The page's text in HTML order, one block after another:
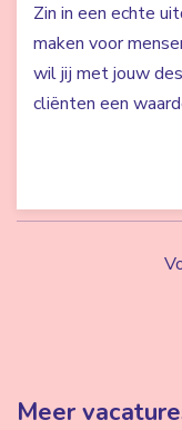
Zin in een echte
maken voor
wil jij met jouw
cliënten een
Meer